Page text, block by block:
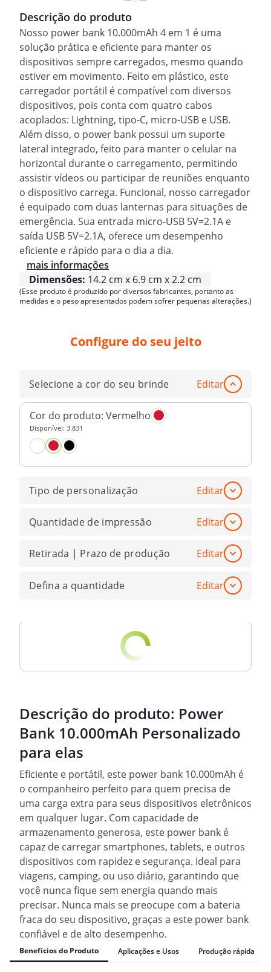
Descrição do produto
Nosso power bank 10.000mAh 4 em 1 é uma
solução prática e eficiente para manter os
dispositivos sempre carregados, mesmo quando
estiver em movimento. Feito em plástico, este
carregador portátil é compatível com diversos
dispositivos, pois conta com quatro cabos
acoplados: Lightning, tipo-C, micro-USB e USB.
Além disso, o power bank possui um suporte
lateral integrado, feito para manter o celular na
horizontal durante o carregamento, permitindo
assistir vídeos ou participar de reuniões enquanto
o dispositivo carrega. Funcional, nosso carregador
é equipado com duas lanternas para situações de
emergência. Sua entrada micro-USB 5V=2.1A e
saída USB 5V=2.1A, oferece um desempenho
eficiente e rápido para o dia a dia.
mais informações
Dimensões: 14.2 cm x 6.9 cm x 2.2 cm
(Esse produto é produzido por diversos fabricantes, portanto as
medidas e o peso apresentados podem sofrer pequenas alterações.)
Configure do seu jeito
Selecione a cor do seu brinde Editar
Cor do produto: Vermelho
Disponível: 3.831
Tipo de personalização Editar
Quantidade de impressão Editar
Retirada | Prazo de produção Editar
Defina a quantidade Editar
Descrição do produto: Power
Bank 10.000mAh Personalizado
para elas
Eficiente e portátil, este power bank 10.000mAh é
o companheiro perfeito para quem precisa de
uma carga extra para seus dispositivos eletrônicos
em qualquer lugar. Com capacidade de
armazenamento generosa, este power bank é
capaz de carregar smartphones, tablets, e outros
dispositivos com rapidez e segurança. Ideal para
viagens, camping, ou uso diário, garantindo que
você nunca fique sem energia quando mais
precisar. Nunca mais se preocupe com a bateria
fraca do seu dispositivo, graças a este power bank
confiável e de alto desempenho.
Benefícios do Produto Aplicações e Usos Produção rápida